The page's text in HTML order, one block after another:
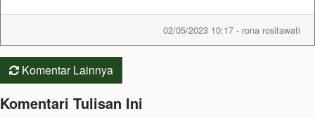
02/05/2023 10:17 - rona rositawati
Komentar Lainnya
Komentari Tulisan Ini